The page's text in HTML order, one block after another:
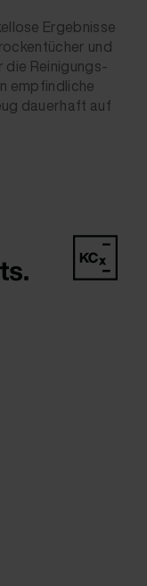
Ergebnisse
und
die Reinigungs-
empfindliche
dauerhaft auf